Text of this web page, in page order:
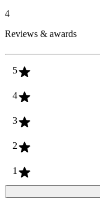
4
Reviews & awards
5
4
3
2
1